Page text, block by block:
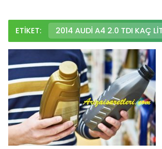
ETIKET: 2014 AUDI A4 2.0 TDI KAÇ